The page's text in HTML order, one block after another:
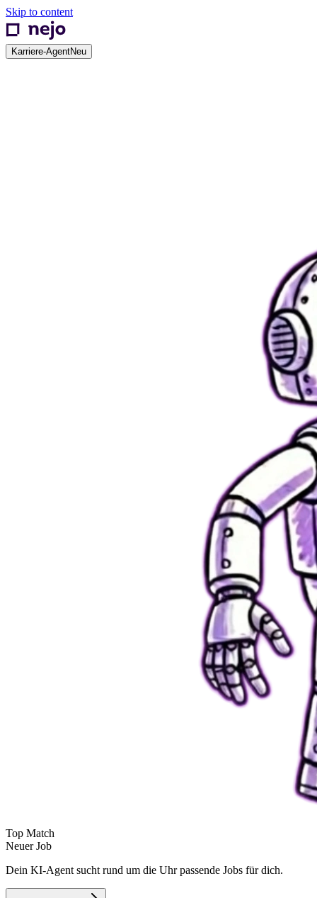
Skip to content
Karriere-AgentNeu
Top Match
Neuer Job
Dein KI-Agent sucht rund um die Uhr passende Jobs für dich.